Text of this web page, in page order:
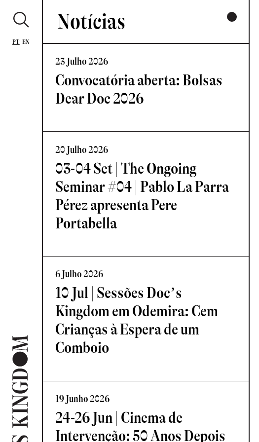
PT EN
Notícias
23 Julho 2026
Convocatória aberta: Bolsas
Dear Doc 2026
20 Julho 2026
03-04 Set | The Ongoing
Seminar #04 | Pablo La Parra
Pérez apresenta Pere
Portabella
6 Julho 2026
10 Jul | Sessões Doc’s
Kingdom em Odemira: Cem
Crianças à Espera de um
Comboio
19 Junho 2026
24-26 Jun | Cinema de
Intervenção: 50 Anos Depois